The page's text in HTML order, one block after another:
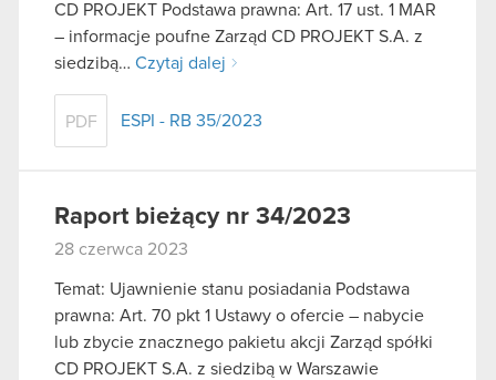
CD PROJEKT Podstawa prawna: Art. 17 ust. 1 MAR
– informacje poufne Zarząd CD PROJEKT S.A. z
siedzibą… Czytaj dalej
PDF ESPI - RB 35/2023
Raport bieżący nr 34/2023
28 czerwca 2023
Temat: Ujawnienie stanu posiadania Podstawa
prawna: Art. 70 pkt 1 Ustawy o ofercie – nabycie
lub zbycie znacznego pakietu akcji Zarząd spółki
CD PROJEKT S.A. z siedzibą w Warszawie